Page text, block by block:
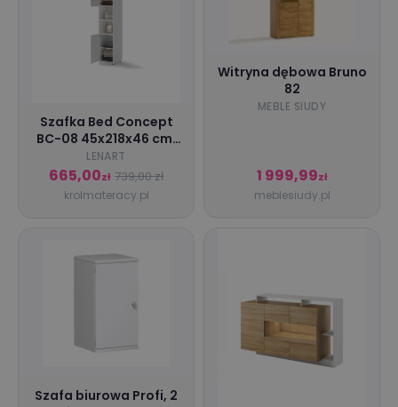
Szafka Bed Concept
BC-08 45x218x46 cm,
Biały szafka Lenart,
szafka bed concept,
szafka do
półkotapczanu,
bed concept
LENART
665,00zł 739,00 zł
krolmateracy.pl
Witryna dębowa Bruno
82
MEBLE SIUDY
1 999,99zł
meblesiudy.pl
Szafa biurowa Profi, 2